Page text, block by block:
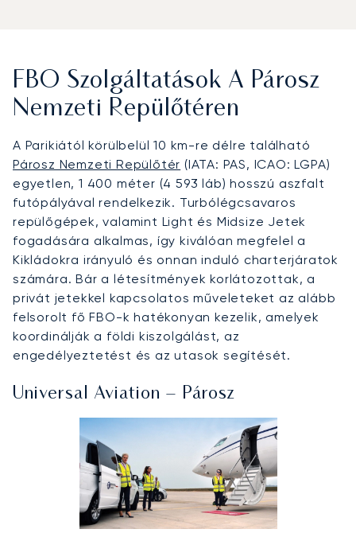
FBO Szolgáltatások A Párosz
Nemzeti Repülőtéren
A Parikiától körülbelül 10 km-re délre található
Párosz Nemzeti Repülőtér (IATA: PAS, ICAO: LGPA)
egyetlen, 1 400 méter (4 593 láb) hosszú aszfalt
futópályával rendelkezik. Turbólégcsavaros
repülőgépek, valamint Light és Midsize Jetek
fogadására alkalmas, így kiválóan megfelel a
Kikládokra irányuló és onnan induló charterjáratok
számára. Bár a létesítmények korlátozottak, a
privát jetekkel kapcsolatos műveleteket az alább
felsorolt fő FBO-k hatékonyan kezelik, amelyek
koordinálják a földi kiszolgálást, az
engedélyeztetést és az utasok segítését.
Universal Aviation – Párosz